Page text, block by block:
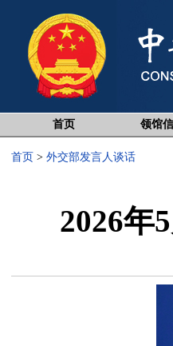
首页 领馆
首页 > 外交部发言人谈话
2026年